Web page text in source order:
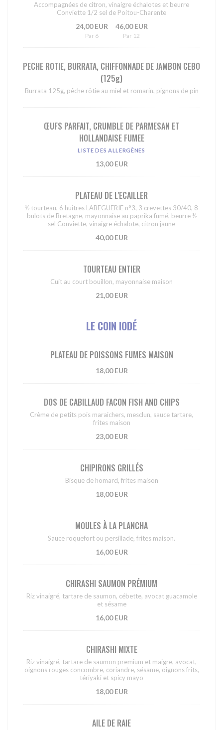
Accompagnées de citron, vinaigre échalotes et beurre
Conviette 1/2 sel de Poitou-Charente
24,00 EUR
Par 6
46,00 EUR
Par 12
PECHE ROTIE, BURRATA, CHIFFONNADE DE JAMBON CEBO
(125g)
Burrata 125g, pêche rôtie au miel et romarin, pignons de pin
ŒUFS PARFAIT, CRUMBLE DE PARMESAN ET
HOLLANDAISE FUMEE
LISTE DES ALLERGÈNES
13,00 EUR
PLATEAU DE L'ECAILLER
½ tourteau, 6 huitres LABEGUERIE n°3, 3 crevettes 30/40, 8
bulots de Bretagne, mayonnaise au paprika fumé, beurre ½
sel Conviette, vinaigre échalote, citron jaune
40,00 EUR
TOURTEAU ENTIER
Cuit au court bouillon, mayonnaise maison
21,00 EUR
LE COIN IODÉ
PLATEAU DE POISSONS FUMES MAISON
18,00 EUR
DOS DE CABILLAUD FACON FISH AND CHIPS
Crème de petits pois maraichers, mesclun, sauce tartare,
frites maison
23,00 EUR
CHIPIRONS GRILLÉS
Bisque de homard, frites maison
18,00 EUR
MOULES À LA PLANCHA
Sauce roquefort ou persillade, frites maison.
16,00 EUR
CHIRASHI SAUMON PRÉMIUM
Riz vinaigré, tartare de saumon, cébette, avocat guacamole
et sésame
16,00 EUR
CHIRASHI MIXTE
Riz vinaigré, tartare de saumon premium et maigre, avocat,
oignons rouges concombre, coriandre, sésame, oignons frits,
tériyaki et spicy mayo
18,00 EUR
AILE DE RAIE